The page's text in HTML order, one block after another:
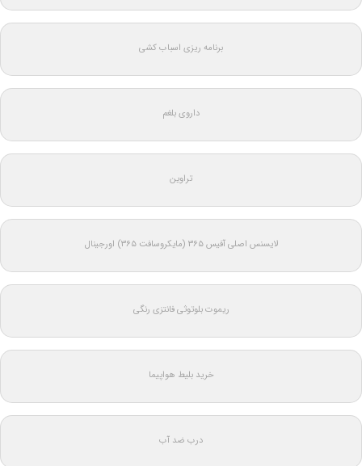
برنامه ریزی اسباب کشی
داروی بلغم
تراوین
لایسنس اصلی آفیس ۳۶۵ (مایکروسافت ۳۶۵) اورجینال
ریموت بلوتوثی فانتزی رنگی
خرید بلیط هواپیما
درب ضد آب